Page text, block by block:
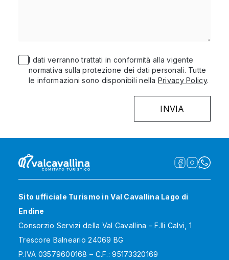
I dati verranno trattati in conformità alla vigente
normativa sulla protezione dei dati personali. Tutte
le informazioni sono disponibili nella Privacy Policy.
Sito ufficiale Turismo in Val Cavallina Lago di
Endine
Consorzio Servizi della Val Cavallina – F.lli Calvi, 1
Trescore Balneario 24069 BG
P.IVA 03579600168 – C.F.: 95173320169